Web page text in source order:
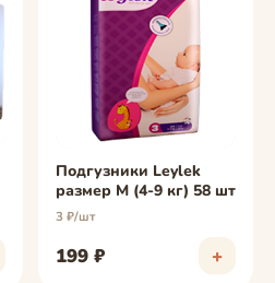
фото скоро
Подгузники Leylеk
размер M (4-9 кг) 58 шт
3 ₽/шт
199 ₽ +